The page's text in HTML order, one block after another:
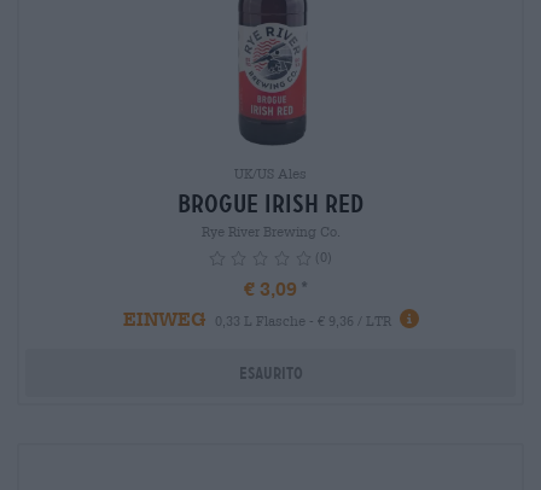
UK/US Ales
Brogue Irish Red
Rye River Brewing Co.
(0)
€ 3,09
EINWEG
0,33 L Flasche - € 9,36 / LTR info
Esaurito